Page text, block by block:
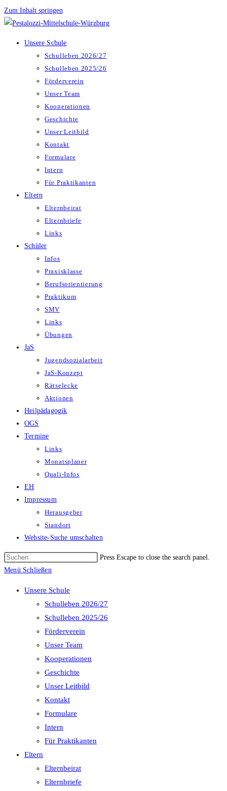
Zum Inhalt springen
Unsere Schule
Schulleben 2026/27
Schulleben 2025/26
Förderverein
Unser Team
Kooperationen
Geschichte
Unser Leitbild
Kontakt
Formulare
Intern
Für Praktikanten
Eltern
Elternbeirat
Elternbriefe
Links
Schüler
Infos
Praxisklasse
Berufsorientierung
Praktikum
SMV
Links
Übungen
JaS
Jugendsozialarbeit
JaS-Konzept
Rätselecke
Aktionen
Heilpädagogik
OGS
Termine
Links
Monatsplaner
Quali-Infos
EH
Impressum
Herausgeber
Standort
Website-Suche umschalten
Press Escape to close the search panel.
Menü Schließen
Unsere Schule
Schulleben 2026/27
Schulleben 2025/26
Förderverein
Unser Team
Kooperationen
Geschichte
Unser Leitbild
Kontakt
Formulare
Intern
Für Praktikanten
Eltern
Elternbeirat
Elternbriefe